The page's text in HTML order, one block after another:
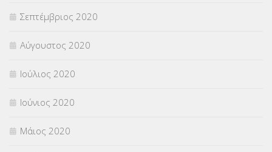
Σεπτέμβριος 2020
Αύγουστος 2020
Ιούλιος 2020
Ιούνιος 2020
Μάιος 2020